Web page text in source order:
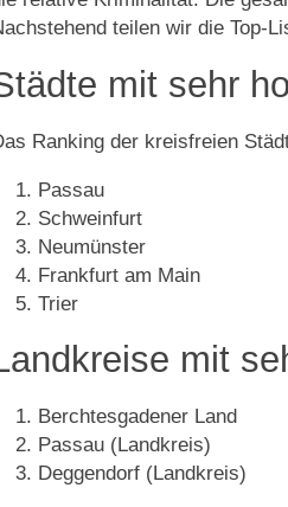
teilen wir die Top-
mit sehr
Ranking der kreisfreien
Passau
Schweinfurt
Neumünster
Frankfurt am Main
Trier
mit
Berchtesgadener Land
Passau (Landkreis)
Deggendorf (Landkreis)